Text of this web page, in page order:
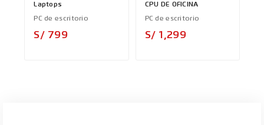
Laptops
PC de escritorio
S/ 799
CPU DE OFICINA
PC de escritorio
S/ 1,299